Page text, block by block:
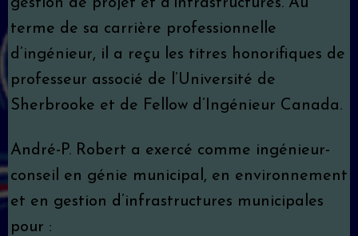
gestion de projet et d’infrastructures. Au
terme de sa carrière professionnelle
d’ingénieur, il a reçu les titres honorifiques de
professeur associé de l’Université de
Sherbrooke et de Fellow d’Ingénieur Canada.
André-P. Robert a exercé comme ingénieur-
conseil en génie municipal, en environnement
et en gestion d’infrastructures municipales
pour :